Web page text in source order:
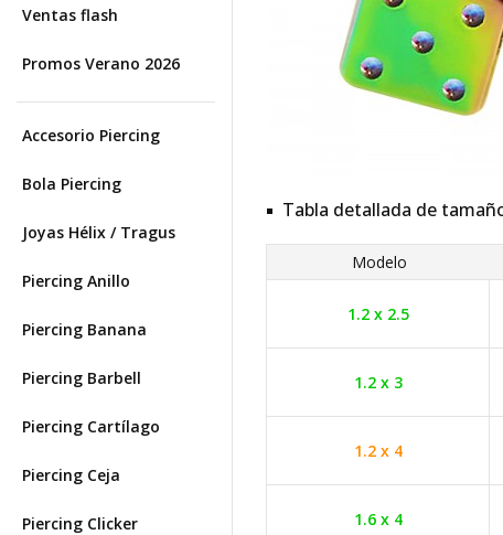
Ventas flash
Promos Verano 2026
Accesorio Piercing
Bola Piercing
Joyas Hélix / Tragus
Piercing Anillo
Piercing Banana
Piercing Barbell
Piercing Cartílago
Piercing Ceja
Piercing Clicker
Tabla detallada de
Modelo
1.2 x 2.5
1.2 x 3
1.2 x 4
1.6 x 4